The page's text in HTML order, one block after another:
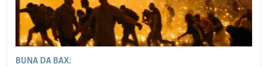
BUNA DA BAX: